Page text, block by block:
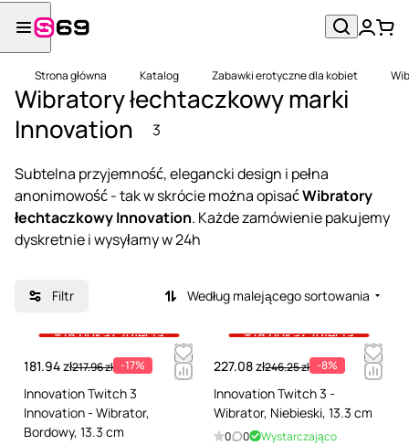
Strona główna Katalog Zabawki erotyczne dla kobiet
Wibratory łechtaczkowy marki
Innovation
3
Subtelna przyjemność, elegancki design i pełna
anonimowość - tak w skrócie można opisaćWibratory
łechtaczkowy Innovation. Każde zamówienie pakujemy
dyskretnie i wysyłamy w 24h
Filtr Według malejącego sortowania
+18 pokaż zdjęcia
181.94 zł217.96 zł -17%
Innovation Twitch 3
Innovation - Wibrator,
Bordоwy, 13.3 cm
+18 pokaż zdjęcia
227.08 zł246.25 zł -8%
Innovation Twitch 3 -
Wibrator, Niebieski, 13.3 cm
0 0 Wystarczająco